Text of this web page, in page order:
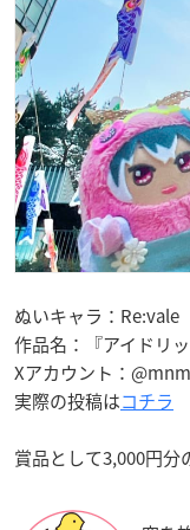
ぬいキャラ：Re:vale
作品名：『アイドリ
Xアカウント：
実際の投稿はコチラ
賞品として3,000円分